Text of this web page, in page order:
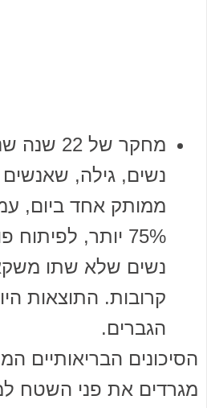
נשים, גילה,
ממותק אחד ביום,
75% יותר,
נשים שלא שתו
קרובות. התוצאות
הגברים.
הסיכונים הבריאותיים
מגרדים את פני השטח